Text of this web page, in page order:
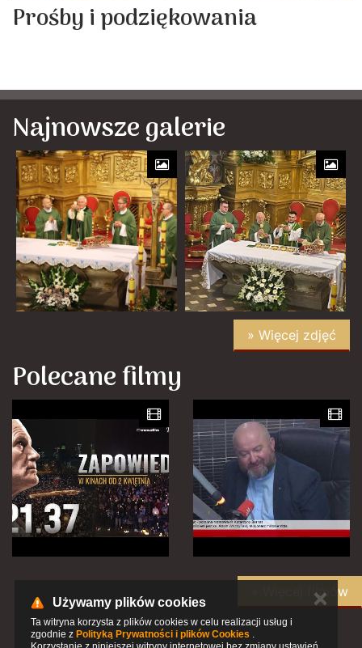
Prośby i podziękowania
Najnowsze galerie
» Więcej zdjęć
Polecane filmy
» Więcej filmów
Używamy plików cookies
Ta witryna korzysta z plików cookies w celu realizacji usług i
zgodnie z Polityką Prywatności i plików Cookies .
✕